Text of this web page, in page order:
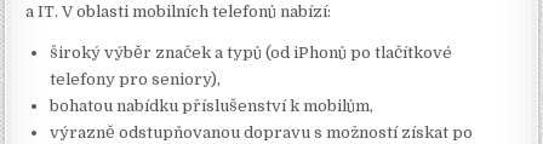
a IT. V oblasti mobilních telefonů nabízí:
široký výběr značek a typů (od iPhonů po tlačítkové
telefony pro seniory),
bohatou nabídku příslušenství k mobilům,
výrazně odstupňovanou dopravu s možností získat po